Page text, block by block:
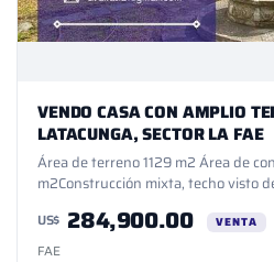
VENDO CASA CON AMPLIO
LATACUNGA, SECTOR LA FAE
Área de terreno 1129 m2 Área de
m2Construcción mixta, techo visto
social2 salas ampliassala
desayunador, muebles fijos altos y
US$ 284,900.00 VENTA
FAE